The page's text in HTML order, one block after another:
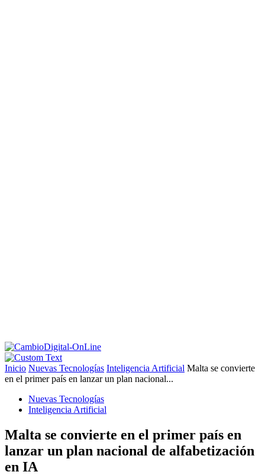
Inicio Nuevas Tecnologías Inteligencia Artificial Malta se convierte
en el primer país en lanzar un plan nacional...
Nuevas Tecnologías
Inteligencia Artificial
Malta se convierte en el primer país en
lanzar un plan nacional de alfabetización
en IA